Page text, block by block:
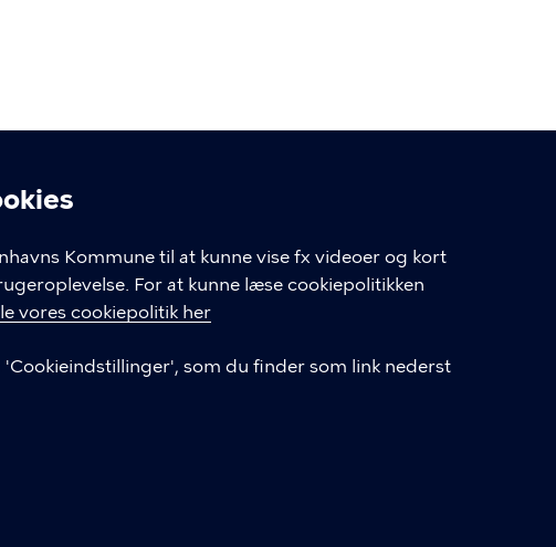
Kommune til at kunne vise fx videoer og kort
For at kunne læse cookiepolitikken
vores cookiepolitik her
som du finder som link nederst
GENVEJE
Hvis du vil klage